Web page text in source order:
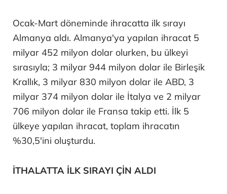
Ocak-Mart döneminde ihracatta ilk sırayı
Almanya aldı. Almanya'ya yapılan ihracat 5
milyar 452 milyon dolar olurken, bu ülkeyi
sırasıyla; 3 milyar 944 milyon dolar ile Birleşik
Krallık, 3 milyar 830 milyon dolar ile ABD, 3
milyar 374 milyon dolar ile İtalya ve 2 milyar
706 milyon dolar ile Fransa takip etti. İlk 5
ülkeye yapılan ihracat, toplam ihracatın
%30,5'ini oluşturdu.
İTHALATTA İLK SIRAYI ÇİN ALDI